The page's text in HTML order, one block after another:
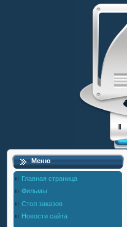
Меню
Главная страница
Фильмы
Стол заказов
Новости сайта